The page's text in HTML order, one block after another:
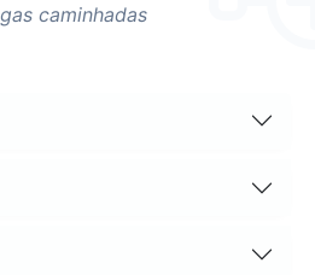
caminhadas